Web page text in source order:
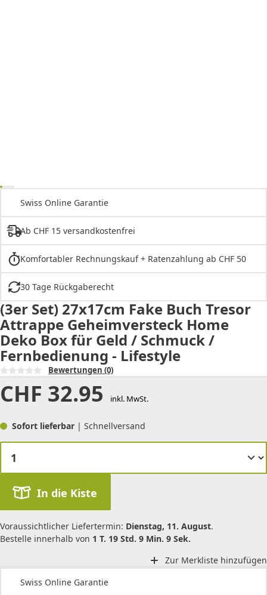
Swiss Online Garantie
Ab CHF 15 versandkostenfrei
Komfortabler Rechnungskauf + Ratenzahlung ab CHF 50
30 Tage Rückgaberecht
(3er Set) 27x17cm Fake Buch Tresor
Attrappe Geheimversteck Home
Deko Box für Geld / Schmuck /
Fernbedienung - Lifestyle
Bewertungen (0)
CHF 32.95 inkl. MwSt.
Sofort lieferbar | Schnellversand
In die Kiste
Voraussichtlicher Liefertermin: Dienstag, 11. August.
Bestelle innerhalb von 1 T. 19 Std. 9 Min. 9 Sek.
Zur Merkliste hinzufügen
Swiss Online Garantie